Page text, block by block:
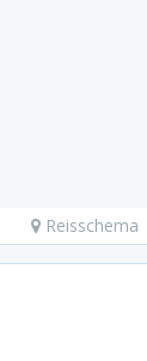
Reisschema